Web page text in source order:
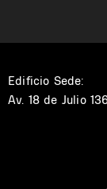
Edificio Sede:
Av. 18 de Julio